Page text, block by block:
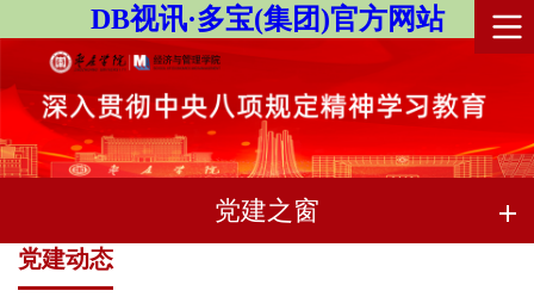
DB视讯·多宝(集团)官方网站
党建之窗
党建动态